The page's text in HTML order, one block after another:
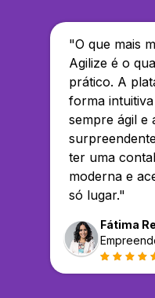
"O que mais
Agilize é o
prático. A
forma
sempre ágil e
ter uma
moderna e
só lugar."
Fátima